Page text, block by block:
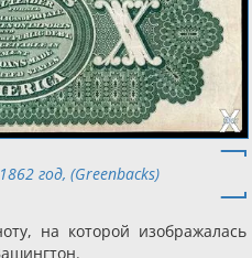
год, (Greenbacks)
на которой изображалась